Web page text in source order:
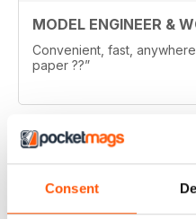
Consent
MODEL ENGINEER &
Convenient, fast,
paper ??”
MODEL ENGINEER &
I like the joining of Model